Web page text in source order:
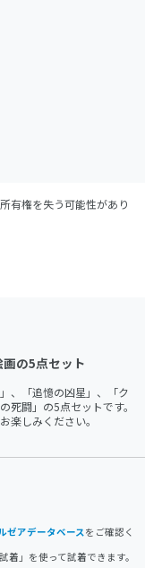
有権を失う可能性があり
の5点セット
、「追憶の凶星」、「ク
死闘」の5点セットです。
楽しみください。
ゼアデータベースをご確認く
」を使って試着できます。